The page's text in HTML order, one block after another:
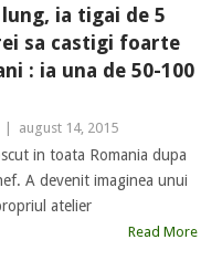
ia tigai de 5
sa castigi foarte
: ia una de 50-100
august 14, 2015
in toata Romania dupa
A devenit imaginea unui
atelier
Read More